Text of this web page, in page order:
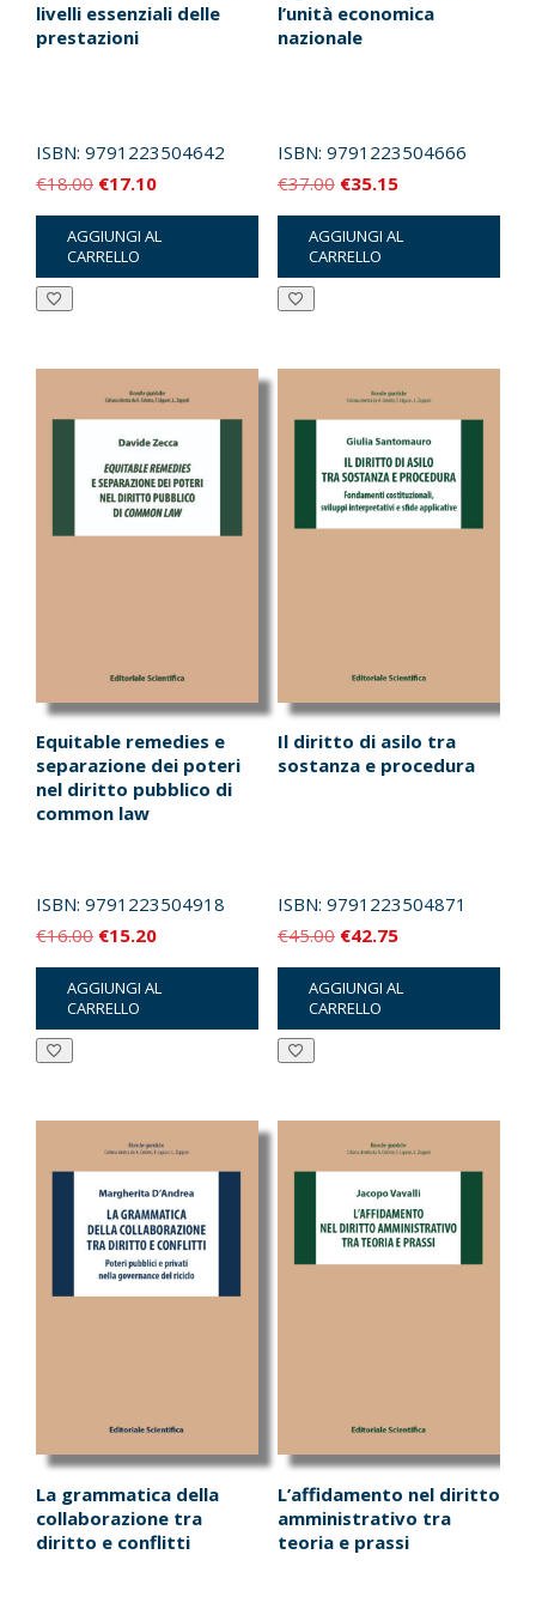
livelli essenziali delle
prestazioni
ISBN: 9791223504642
€18.00 Il
prezzo
originale
era:
€17.10Il
prezzo
attuale
è:
AGGIUNGI AL
CARRELLO
l’unità economica
nazionale
ISBN: 9791223504666
€37.00 Il
prezzo
originale
era:
€35.15Il
prezzo
attuale
è:
AGGIUNGI AL
CARRELLO
Equitable remedies e
separazione dei poteri
nel diritto pubblico di
common law
ISBN: 9791223504918
€16.00 Il
prezzo
originale
era:
€15.20Il
prezzo
attuale
è:
AGGIUNGI AL
CARRELLO
Il diritto di asilo tra
sostanza e procedura
ISBN: 9791223504871
€45.00 Il
prezzo
originale
era:
€42.75Il
prezzo
attuale
è:
AGGIUNGI AL
CARRELLO
La grammatica della
collaborazione tra
diritto e conflitti
L’affidamento nel diritto
amministrativo tra
teoria e prassi